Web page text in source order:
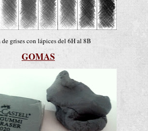
de grises con lápices del 6H al 8B
GOMAS